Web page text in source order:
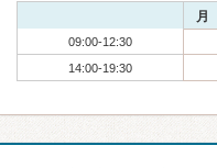
月
09:00-12:30
14:00-19:30